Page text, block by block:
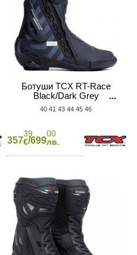
Ботуши TCX RT-Race
Black/Dark Grey
40 41 43 44 45 46
357
39
€/699
00
лв.